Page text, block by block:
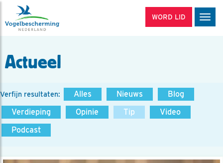
WORD LID
Actueel
Verfijn resultaten: Alles Nieuws
Blog
Verdieping
Opinie Tip
Video
Podcast